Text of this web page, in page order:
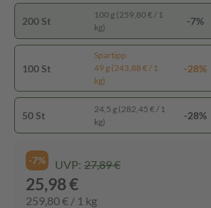
200 St
100 g (259,80 € / 1
kg)
-7%
100 St
Spartipp
49 g (243,88 € / 1
kg)
-28%
50 St
24,5 g (282,45 € / 1
kg)
-28%
-7% UVP: 27,89 €
25,98 €
259,80 € / 1 kg